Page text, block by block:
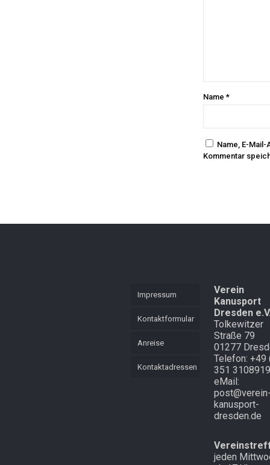
Name *
Name, E-
Kommentar
Impressum
Kontaktformular
Anreise
Kontaktadressen
Verein
Kanusport
Dresden
Tolkewitzer
Straße 79
01277
Telefon: +49
351 3108919
eMail:
kanusport-
dresden.de
jeden